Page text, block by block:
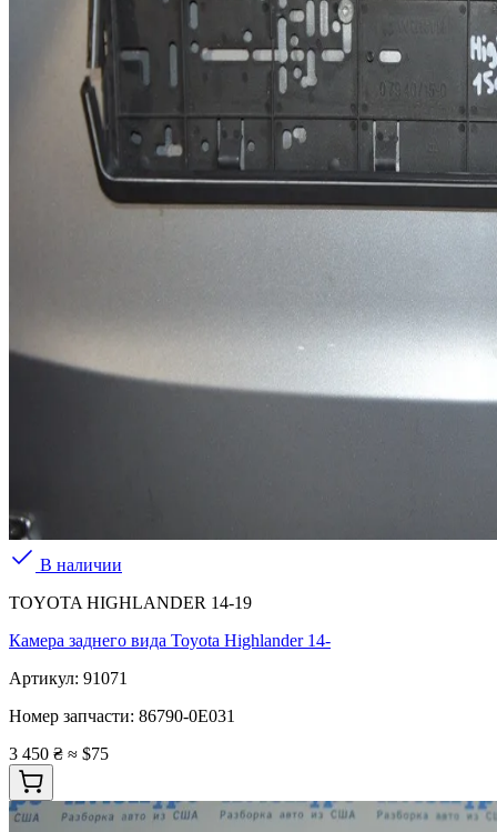
В наличии
TOYOTA HIGHLANDER 14-19
Камера заднего вида Toyota Highlander 14-
Артикул: 91071
Номер запчасти: 86790-0E031
3 450 ₴ ≈ $75